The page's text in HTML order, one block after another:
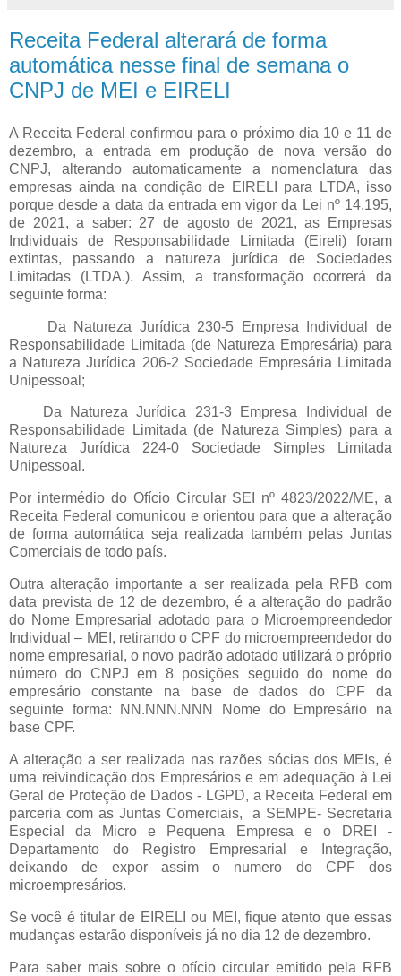
Receita Federal alterará de forma
automática nesse final de semana o
CNPJ de MEI e EIRELI
A Receita Federal confirmou para o próximo dia 10 e 11 de
dezembro, a entrada em produção de nova versão do
CNPJ, alterando automaticamente a nomenclatura das
empresas ainda na condição de EIRELI para LTDA, isso
porquedesde a data da entrada em vigor da Lei nº 14.195,
de 2021, a saber: 27 de agosto de 2021, as Empresas
Individuais de Responsabilidade Limitada (Eireli) foram
extintas, passando a natureza jurídica de Sociedades
Limitadas (LTDA.). Assim, a transformação ocorrerá da
seguinte forma:
Da Natureza Jurídica 230-5 Empresa Individual de
Responsabilidade Limitada (de Natureza Empresária) para
a Natureza Jurídica 206-2 Sociedade Empresária Limitada
Unipessoal;
Da Natureza Jurídica 231-3 Empresa Individual de
Responsabilidade Limitada (de Natureza Simples) para a
Natureza Jurídica 224-0 Sociedade Simples Limitada
Unipessoal.
Por intermédio do Ofício Circular SEI nº 4823/2022/ME, a
Receita Federal comunicou e orientou para que a alteração
de forma automática seja realizada também pelas Juntas
Comerciais de todo país.
Outra alteração importante a ser realizada pela RFB com
data prevista de 12 de dezembro, é a alteração do padrão
do Nome Empresarial adotado para o Microempreendedor
Individual – MEI, retirando o CPF do microempreendedor do
nome empresarial, o novo padrão adotado utilizará o próprio
número do CNPJ em 8 posições seguido do nome do
empresário constante na base de dados do CPF da
seguinte forma: NN.NNN.NNN Nome do Empresário na
base CPF.
A alteração a ser realizada nas razões sócias dos MEIs, é
uma reivindicação dos Empresários e em adequação à Lei
Geral de Proteção de Dados - LGPD, a Receita Federal em
parceria com as Juntas Comerciais, a SEMPE- Secretaria
Especial da Micro e Pequena Empresa e o DREI -
Departamento do Registro Empresarial e Integração,
deixando de expor assim o numero do CPF dos
microempresários.
Se você é titular de EIRELI ou MEI, fique atento que essas
mudanças estarão disponíveis já no dia 12 de dezembro.
Para saber mais sobre o ofício circular emitido pela RFB